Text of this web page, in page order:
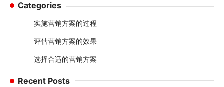
Categories
实施营销方案的过程
评估营销方案的效果
选择合适的营销方案
Recent Posts